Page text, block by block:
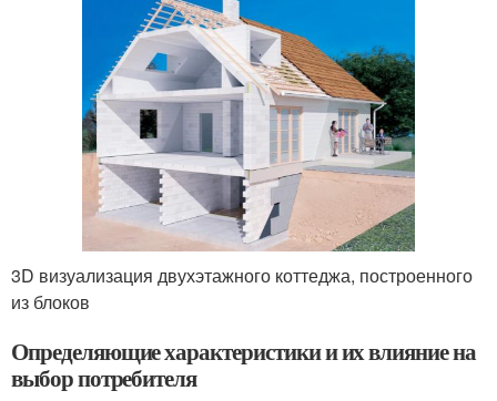
3D визуализация двухэтажного коттеджа, построенного
из блоков
Определяющие характеристики и их влияние на
выбор потребителя